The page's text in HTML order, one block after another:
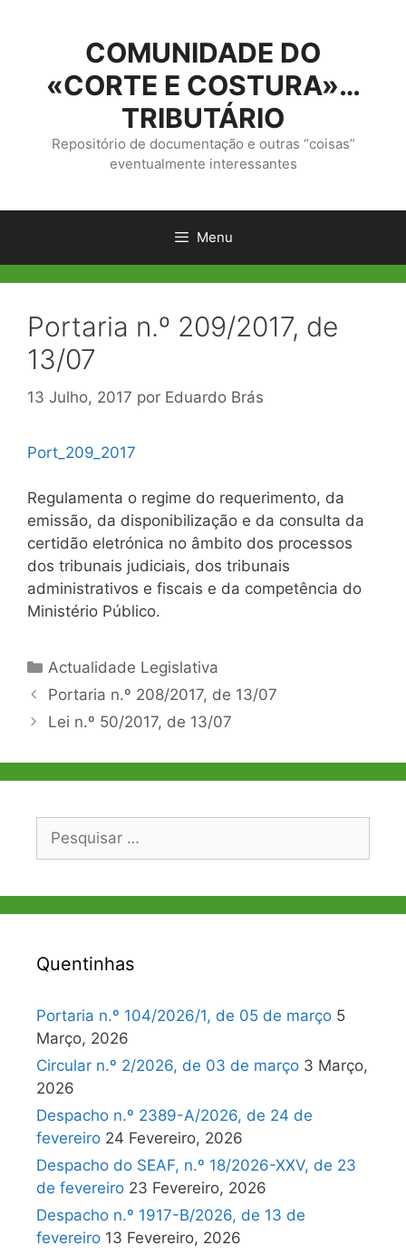
conteúdo
COMUNIDADE DO
«CORTE E COSTURA»…
TRIBUTÁRIO
Repositório de documentação e outras “coisas”
eventualmente interessantes
Menu
Portaria n.º 209/2017, de
13/07
13 Julho, 2017 por Eduardo Brás
Port_209_2017
Regulamenta o regime do requerimento, da
emissão, da disponibilização e da consulta da
certidão eletrónica no âmbito dos processos
dos tribunais judiciais, dos tribunais
administrativos e fiscais e da competência do
Ministério Público.
Categorias
Actualidade Legislativa
Navegação
de
Portaria n.º 208/2017, de 13/07
Lei n.º 50/2017, de 13/07
Pesquisar
Quentinhas
Portaria n.º 104/2026/1, de 05 de março 5
Março, 2026
Circular n.º 2/2026, de 03 de março 3 Março,
2026
Despacho n.º 2389-A/2026, de 24 de
fevereiro 24 Fevereiro, 2026
Despacho do SEAF, n.º 18/2026-XXV, de 23
de fevereiro 23 Fevereiro, 2026
Despacho n.º 1917-B/2026, de 13 de
fevereiro 13 Fevereiro, 2026